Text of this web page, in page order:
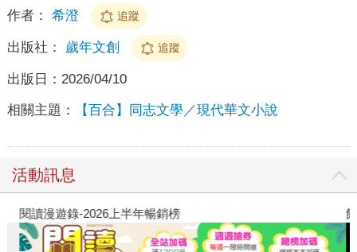
作者： 希澄 追蹤
出版社： 歲年文創 追蹤
出版日： 2026/04/10
相關主題： 【百合】同志文學／現代華文小說
活動訊息
閱讀漫遊錄-2026上半年暢銷榜